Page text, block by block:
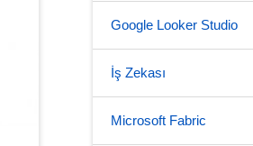
Google Looker Studio
İş Zekası
Microsoft Fabric